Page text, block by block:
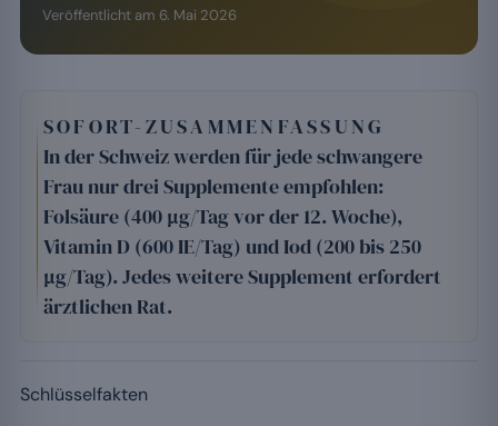
Veröffentlicht am 6. Mai 2026
SOFORT-ZUSAMMENFASSUNG
In der Schweiz werden für jede schwangere
Frau nur drei Supplemente empfohlen:
Folsäure (400 µg/Tag vor der 12. Woche),
Vitamin D (600 IE/Tag) und Iod (200 bis 250
µg/Tag). Jedes weitere Supplement erfordert
ärztlichen Rat.
Schlüsselfakten